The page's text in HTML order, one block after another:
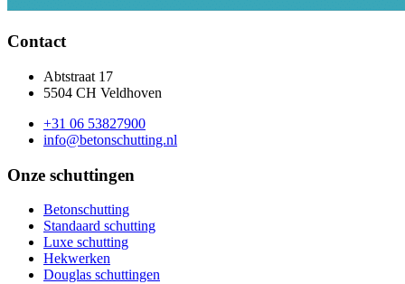
Contact
Abtstraat 17
5504 CH Veldhoven
+31 06 53827900
info@betonschutting.nl
Onze schuttingen
Betonschutting
Standaard schutting
Luxe schutting
Hekwerken
Douglas schuttingen